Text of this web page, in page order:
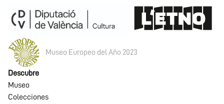
Museo Europeo del Año 2023
Descubre
Museo
Colecciones